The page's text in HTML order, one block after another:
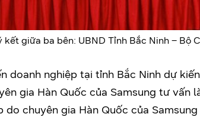
giữa ba bên: UBND Tỉnh Bắc Ninh – Bộ
doanh nghiệp tại tỉnh Bắc Ninh dự
gia Hàn Quốc của Samsung tư vấn
do chuyên gia Hàn Quốc của